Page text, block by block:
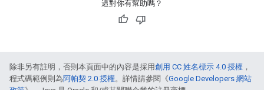
這對你有幫助嗎？
除非另有註明，否則本頁面中的內容是採用創用 CC 姓名標示 4.0 授權 ，
程式碼範例則為阿帕契 2.0 授權。詳情請參閱《Google Developers 網站